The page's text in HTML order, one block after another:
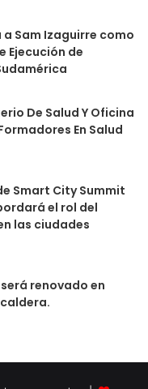
Sam Izaguirre como
Ejecución de
De Salud Y Oficina
En Salud
Smart City Summit
el rol del
las ciudades
renovado en